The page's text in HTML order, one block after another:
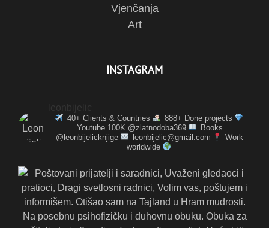
Vjenčanja
Art
INSTAGRAM
40+ Clients & Countries
888+ Done projects
Youtube 100K @zlatnodoba369
Books
@leonbijelicknjige
leonbijelic@gmail.com
Work
worldwide